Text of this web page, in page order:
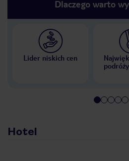
Dlaczego warto
Lider niskich cen
Hotel